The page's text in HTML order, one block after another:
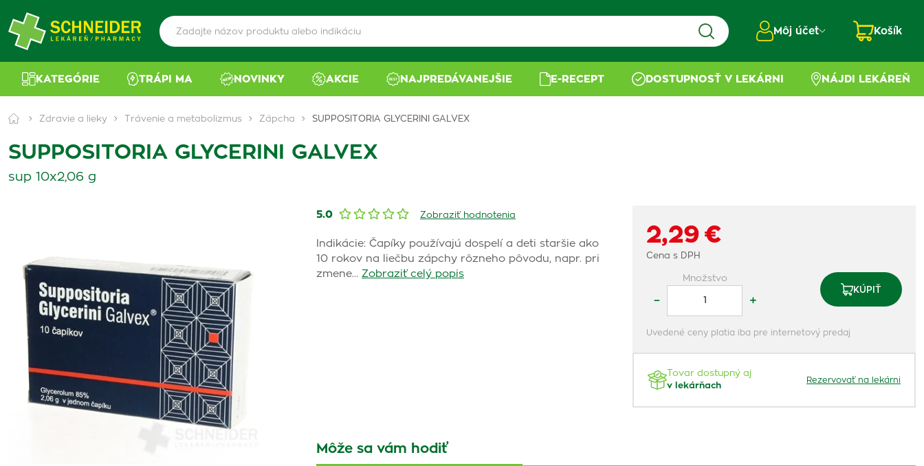
Môj účet Košík
KATEGÓRIE TRÁPI MA NOVINKY AKCIE NAJPREDÁVANEJŠIE E-RECEPT DOSTUPNOSŤ V LEKÁRNI NÁJDI LEKÁREŇ
Zdravie a lieky Trávenie a metabolizmus Zápcha SUPPOSITORIA GLYCERINI GALVEX
SUPPOSITORIA GLYCERINI GALVEX
sup 10x2,06 g
5.0 Zobraziť hodnotenia
Indikácie: Čapíky používajú dospelí a deti staršie ako
10 rokov na liečbu zápchy rôzneho pôvodu, napr. pri
zmene… Zobraziť celý popis
2,29 €
Cena s DPH
Množstvo
– +
KÚPIŤ
Uvedené ceny platia iba pre internetový predaj
Tovar dostupný aj
v lekárňach
Rezervovať na lekárni
Môže sa vám hodiť